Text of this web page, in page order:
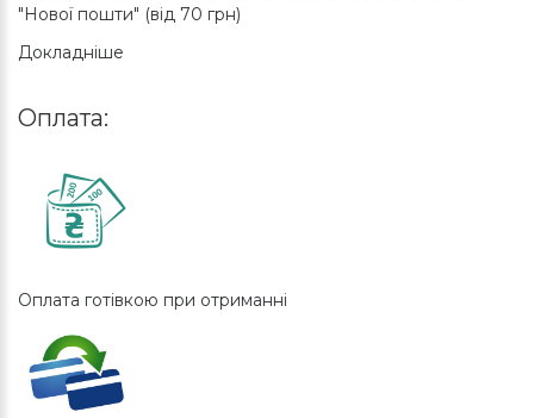
"Нової пошти" (від 70 грн)
Докладніше
Оплата:
Оплата готівкою при отриманні